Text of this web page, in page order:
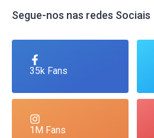
Segue-nos nas redes Sociais
35k Fans
1M Fans